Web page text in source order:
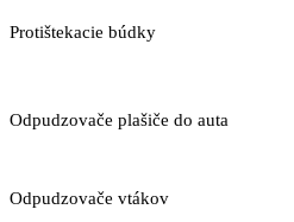
Protištekacie búdky
Odpudzovače plašiče do auta
Odpudzovače vtákov